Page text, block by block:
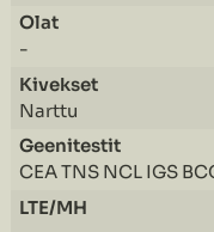
-
Narttu
CEA TNS NCL IGS